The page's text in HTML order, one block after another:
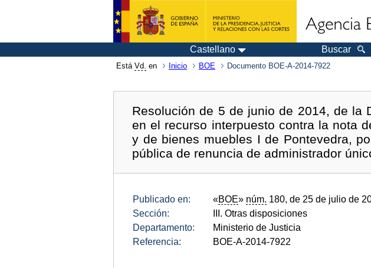
Castellano Buscar
Está Vd. en Inicio BOE Documento BOE-A-2014-7922
Resolución de 5 de junio de 2014, de la
en el recurso interpuesto contra la nota
y de bienes muebles I de Pontevedra,
pública de renuncia de administrador
Publicado en: «BOE» núm. 180, de 25 de julio de
Sección:
III. Otras disposiciones
Departamento:
Ministerio de Justicia
Referencia:
BOE-A-2014-7922